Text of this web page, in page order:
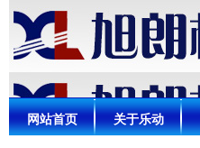
网站首页 关于乐动